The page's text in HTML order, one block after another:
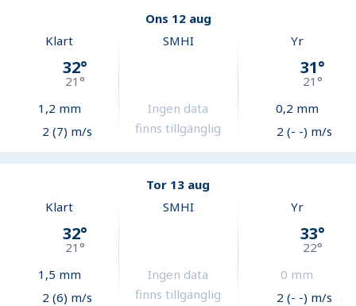
Ons 12 aug
Klart
32°
21°
1,2 mm
2 (7) m/s
SMHI
Ingen data
finns tillgänglig
Yr
31°
21°
0,2 mm
2 (- -) m/s
Tor 13 aug
Klart
32°
21°
1,5 mm
2 (6) m/s
SMHI
Ingen data
finns tillgänglig
Yr
33°
22°
0 mm
2 (- -) m/s